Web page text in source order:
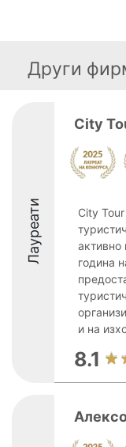
Други
Лауреати
City
City
активно
година
и на
8.1